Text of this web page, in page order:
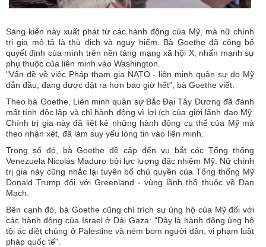
Sáng kiến ​​này xuất phát từ các hành động của Mỹ, mà nữ chính
trị gia mô tả là thù địch và nguy hiểm. Bà Goethe đã công bố
quyết định của mình trên nền tảng mạng xã hội X, nhấn mạnh sự
phụ thuộc của liên minh vào Washington.
"Vấn đề về việc Pháp tham gia NATO - liên minh quân sự do Mỹ
dẫn đầu, đang được đặt ra hơn bao giờ hết", bà Goethe viết.
Theo bà Goethe, Liên minh quân sự Bắc Đại Tây Dương đã đánh
mất tính độc lập và chỉ hành động vì lợi ích của giới lãnh đạo Mỹ.
Chính trị gia này đã liệt kê những hành động cụ thể của Mỹ mà
theo nhận xét, đã làm suy yếu lòng tin vào liên minh.
Trong số đó, bà Goethe đề cập đến vụ bắt cóc Tổng thống
Venezuela Nicolás Maduro bởi lực lượng đặc nhiệm Mỹ. Nữ chính
trị gia này cũng nhắc lại tuyên bố chủ quyền của Tổng thống Mỹ
Donald Trump đối với Greenland - vùng lãnh thổ thuộc về Đan
Mạch.
Bên cạnh đó, bà Goethe cũng chỉ trích sự ủng hộ của Mỹ đối với
các hành động của Israel ở Dải Gaza: "Đây là hành động ủng hộ
tội ác diệt chủng ở Palestine và ném bom người dân, vi phạm luật
pháp quốc tế".